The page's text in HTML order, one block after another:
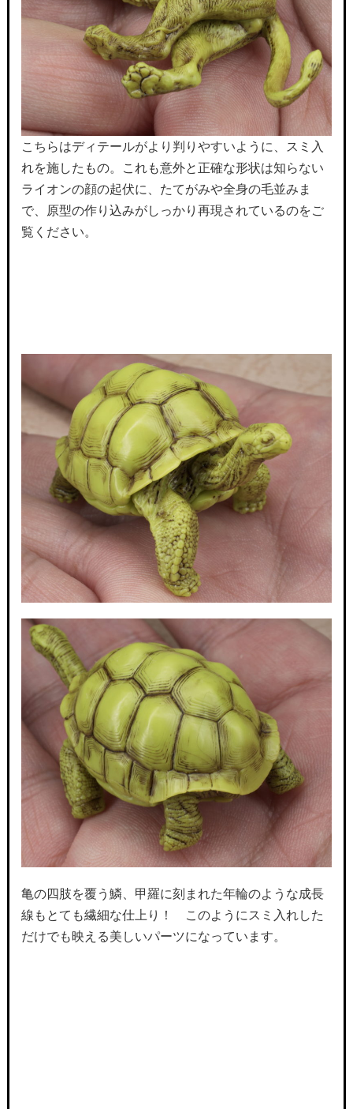
こちらはディテールがより判りやすいように、スミ入
れを施したもの。これも意外と正確な形状は知らない
ライオンの顔の起伏に、たてがみや全身の毛並みま
で、原型の作り込みがしっかり再現されているのをご
覧ください。
亀の四肢を覆う鱗、甲羅に刻まれた年輪のような成長
線もとても繊細な仕上り！ このようにスミ入れした
だけでも映える美しいパーツになっています。